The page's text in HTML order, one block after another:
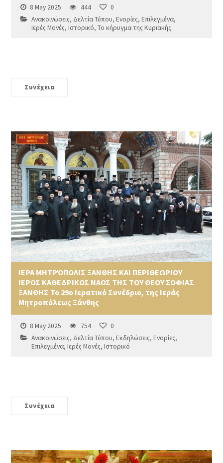
8 May 2025 444
0
Ανακοινώσεις, Δελτία Τύπου,Ενορίες,Επιλεγμένα,
Ιερές Μονές,Ιστορικό,Το κήρυγμα της Κυριακής
Συνέχεια
ΙΕΡΑ ΜΗΤΡΌΠΟΛΙΣ ΞΑΝΘΗΣ ΚΑΙ ΠΕΡΙΘΕΩΡΙΟΥ
ΙΕΡΟΣ ΚΑΘΕΔΡΙΚΟΣ ΝΑΟΣ ΤΗΣ ΤΟΥ ΘΕΟΥ ΣΟΦΙΑΣ
ΞΑΝΘΗΣ Το 29ο Ιερατικό Συνέδριο, της Ιεράς
Μητροπόλεως Ξάνθης
8 May 2025 754
0
Ανακοινώσεις, Δελτία Τύπου,Εκδηλώσεις,Ενορίες,
Επιλεγμένα,Ιερές Μονές,Ιστορικό
Συνέχεια